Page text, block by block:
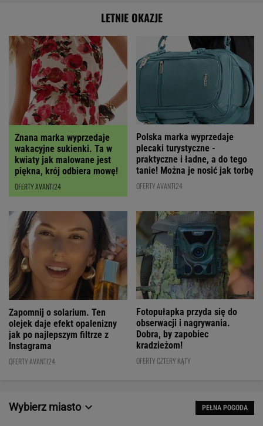
LETNIE OKAZJE
Znana marka wyprzedaje
wakacyjne sukienki. Ta w
kwiaty jak malowane jest
piękna, krój odbiera mowę!
OFERTY AVANTI24
Polska marka wyprzedaje
plecaki turystyczne -
praktyczne i ładne, a do tego
tanie! Można je nosić jak torbę
OFERTY AVANTI24
Zapomnij o solarium. Ten
olejek daje efekt opalenizny
jak po najlepszym filtrze z
Instagrama
OFERTY AVANTI24
Fotopułapka przyda się do
obserwacji i nagrywania.
Dobra, by zapobiec
kradzieżom!
OFERTY CZTERY KĄTY
Wybierz miasto PEŁNA POGODA